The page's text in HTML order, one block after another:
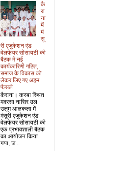
कै
रा
ना
में
मं
सू
री एजुकेशन एंड
वेलफेयर सोसायटी की
बैठक में नई
कार्यकारिणी गठित,
समाज के विकास को
लेकर लिए गए अहम
फैसले
कैराना। कस्बा स्थित
मदरसा नासिर उल
उलूम आलकला में
मंसूरी एजुकेशन एंड
वेलफेयर सोसायटी की
एक प्रभावशाली बैठक
का आयोजन किया
गया, ज...